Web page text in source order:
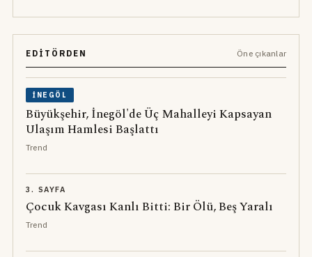
EDITÖRDEN Öne çıkanlar
İNEGÖL
Büyükşehir, İnegöl'de Üç Mahalleyi Kapsayan
Ulaşım Hamlesi Başlattı
Trend
3. SAYFA
Çocuk Kavgası Kanlı Bitti: Bir Ölü, Beş Yaralı
Trend